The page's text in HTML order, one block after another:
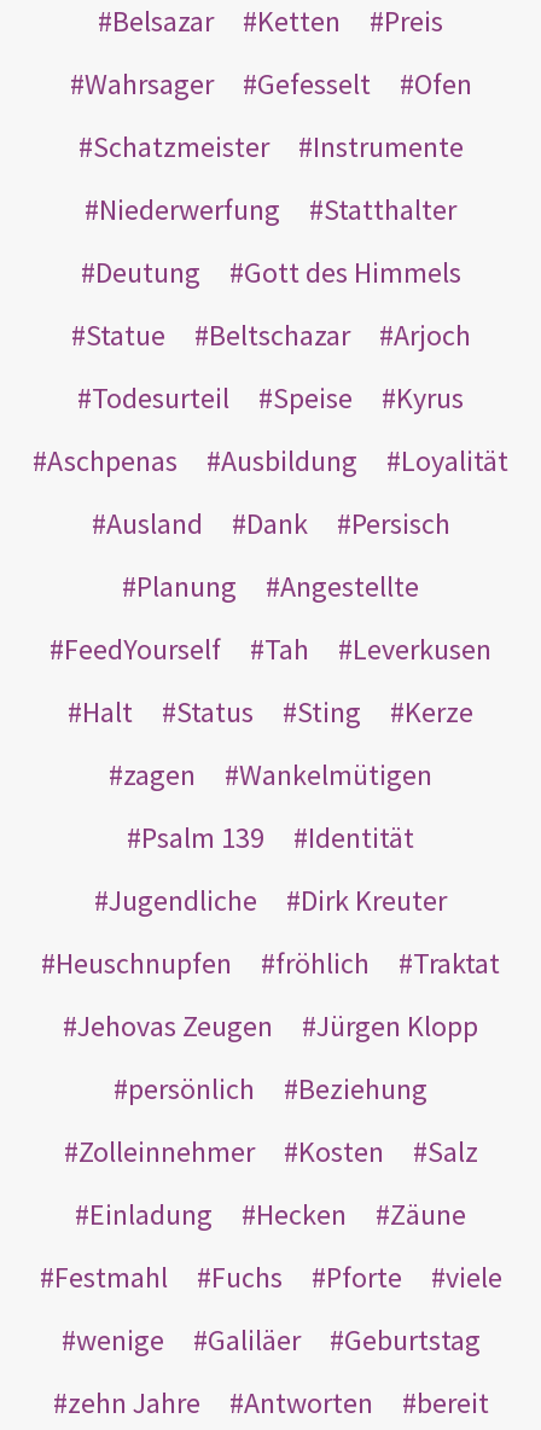
Belsazar
Ketten
Preis
Wahrsager
Gefesselt
Ofen
Schatzmeister
Instrumente
Niederwerfung
Statthalter
Deutung
Gott des Himmels
Statue
Beltschazar
Arjoch
Todesurteil
Speise
Kyrus
Aschpenas
Ausbildung
Loyalität
Ausland
Dank
Persisch
Planung
Angestellte
FeedYourself
Tah
Leverkusen
Halt
Status Sting
Kerze
zagen
Wankelmütigen
Psalm 139
Identität
Jugendliche
Dirk Kreuter
Heuschnupfen
fröhlich
Traktat
Jehovas Zeugen
Jürgen Klopp
persönlich
Beziehung
Zolleinnehmer
Kosten
Salz
Einladung
Hecken
Zäune
Festmahl
Fuchs Pforte
viele
wenige
Galiläer
Geburtstag
zehn Jahre
Antworten bereit